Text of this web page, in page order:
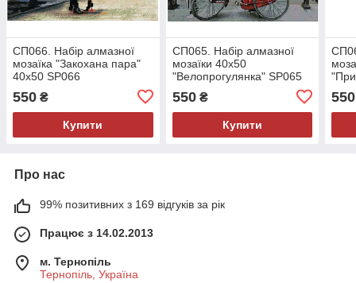
СП066. Набір алмазної
мозаїка "Закохана пара"
40х50 SP066
550 ₴
Купити
СП065. Набір алмазної
мозаїки 40х50
"Велопрогулянка" SP065
550₴
Купити
550
Про нас
99% позитивних з 169 відгуків за рік
Працює з 14.02.2013
м. Тернопіль
Тернопіль, Україна